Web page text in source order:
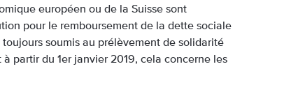
européen ou de la Suisse sont
pour le remboursement de la dette sociale
soumis au prélèvement de solidarité
à partir du 1er janvier 2019, cela concerne les